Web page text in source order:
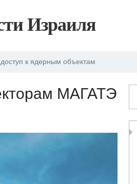
Израиля
к ядерным объектам
МАГАТЭ